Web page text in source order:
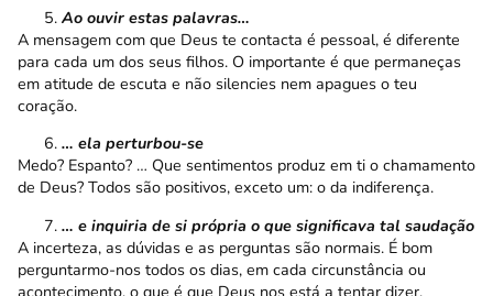
Ao ouvir estas palavras…
A mensagem com que Deus te contacta é pessoal, é diferente
para cada um dos seus filhos. O importante é que permaneças
em atitude de escuta e não silencies nem apagues o teu
coração.
… ela perturbou-se
Medo? Espanto? … Que sentimentos produz em ti o chamamento
de Deus? Todos são positivos, exceto um: o da indiferença.
… e inquiria de si própria o que significava tal saudação
A incerteza, as dúvidas e as perguntas são normais. É bom
perguntarmo-nos todos os dias, em cada circunstância ou
acontecimento, o que é que Deus nos está a tentar dizer.